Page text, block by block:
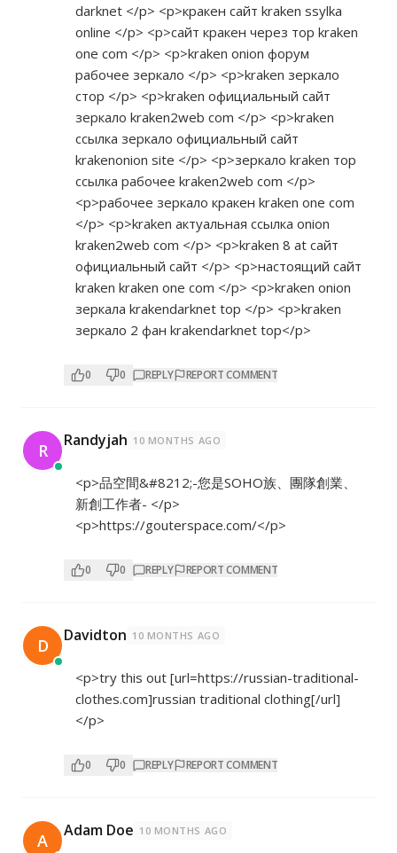
darknet </p> <p>кракен сайт kraken ssylka
online </p> <p>сайт кракен через тор kraken
one com </p> <p>kraken onion форум
рабочее зеркало </p> <p>kraken зеркало
стор </p> <p>kraken официальный сайт
зеркало kraken2web com </p> <p>kraken
ссылка зеркало официальный сайт
krakenonion site </p> <p>зеркало kraken тор
ссылка рабочее kraken2web com </p>
<p>рабочее зеркало кракен kraken one com
</p> <p>kraken актуальная ссылка onion
kraken2web com </p> <p>kraken 8 at сайт
официальный сайт </p> <p>настоящий сайт
kraken kraken one com </p> <p>kraken onion
зеркала krakendarknet top </p> <p>kraken
зеркало 2 фан krakendarknet top</p>
0 0 REPLY REPORT COMMENT
R Randyjah 10 MONTHS AGO
<p>品空間&#8212;-您是SOHO族、團隊創業、
新創工作者- </p>
<p>https://gouterspace.com/</p>
0 0 REPLY REPORT COMMENT
D Davidton 10 MONTHS AGO
<p>try this out [url=https://russian-traditional-
clothes.com]russian traditional clothing[/url]
</p>
0 0 REPLY REPORT COMMENT
A Adam Doe 10 MONTHS AGO